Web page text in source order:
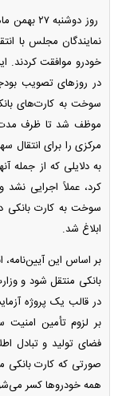
نمایندگان مجلس با
خودرو موافقت کردند.
سوخت به کارت‌های
موظف شد تا ظرف مدت
مرکزی را برای انتقال
به دلایلی که از جمله
کرد، عملاً اجرایی
سوخت به کارت بانکی
ابلاغ شد.
بر اساس این
بانکی منتقل شود و
در قالب یک پروژه
بر لزوم تأمین امنیت
فضای تولید و تبادل
صورتی که کارت بانکی
همه خودرو‌ها کسر